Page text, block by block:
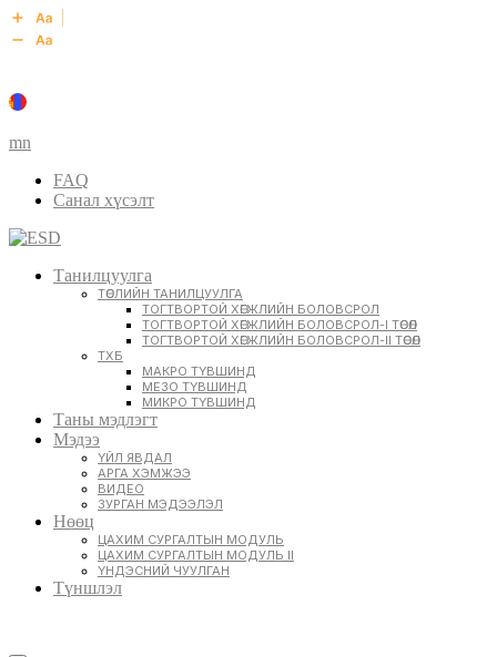
mn
FAQ
Санал хүсэлт
Танилцуулга
ТӨСЛИЙН ТАНИЛЦУУЛГА
ТОГТВОРТОЙ ХӨГЖЛИЙН БОЛОВСРОЛ
ТОГТВОРТОЙ ХӨГЖЛИЙН БОЛОВСРОЛ-I ТӨСӨЛ
ТОГТВОРТОЙ ХӨГЖЛИЙН БОЛОВСРОЛ-II ТӨСӨЛ
ТХБ
МАКРО ТҮВШИНД
МЕЗО ТҮВШИНД
МИКРО ТҮВШИНД
Таны мэдлэгт
Мэдээ
ҮЙЛ ЯВДАЛ
АРГА ХЭМЖЭЭ
ВИДЕО
ЗУРГАН МЭДЭЭЛЭЛ
Нөөц
ЦАХИМ СУРГАЛТЫН МОДУЛЬ
ЦАХИМ СУРГАЛТЫН МОДУЛЬ II
ҮНДЭСНИЙ ЧУУЛГАН
Түншлэл